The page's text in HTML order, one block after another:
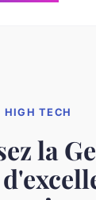
HIGH TECH
la